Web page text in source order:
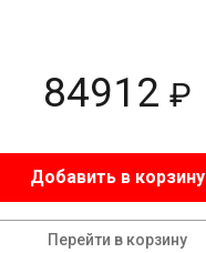
84912 ₽
Добавить в корзину
Перейти в корзину